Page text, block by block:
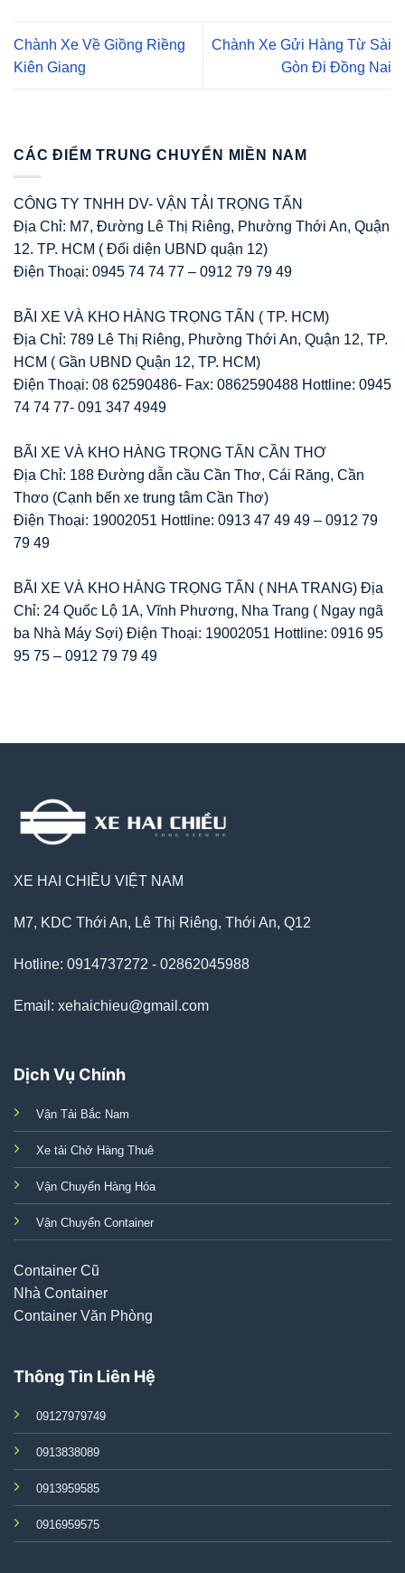
Chành Xe Về Giồng Riềng
Kiên Giang
Chành Xe Gửi Hàng Từ Sài
Gòn Đi Đồng Nai
CÁC ĐIỂM TRUNG CHUYỂN MIỀN NAM
CÔNG TY TNHH DV- VẬN TẢI TRỌNG TẤN
Địa Chỉ: M7, Đường Lê Thị Riêng, Phường Thới An, Quận
12. TP. HCM ( Đối diện UBND quận 12)
Điện Thoại: 0945 74 74 77 – 0912 79 79 49
BÃI XE VÀ KHO HÀNG TRỌNG TẤN ( TP. HCM)
Địa Chỉ: 789 Lê Thị Riêng, Phường Thới An, Quận 12, TP.
HCM ( Gần UBND Quận 12, TP. HCM)
Điện Thoại: 08 62590486- Fax: 0862590488 Hottline: 0945
74 74 77- 091 347 4949
BÃI XE VÀ KHO HÀNG TRỌNG TẤN CẦN THƠ
Địa Chỉ: 188 Đường dẫn cầu Cần Thơ, Cái Răng, Cần
Thơo (Cạnh bến xe trung tâm Cần Thơ)
Điện Thoại: 19002051 Hottline: 0913 47 49 49 – 0912 79
79 49
BÃI XE VÀ KHO HÀNG TRỌNG TẤN ( NHA TRANG) Địa
Chỉ: 24 Quốc Lộ 1A, Vĩnh Phương, Nha Trang ( Ngay ngã
ba Nhà Máy Sợi) Điện Thoại: 19002051 Hottline: 0916 95
95 75 – 0912 79 79 49
XE HAI CHIỀU VIỆT NAM
M7, KDC Thới An, Lê Thị Riêng, Thới An, Q12
Hotline: 0914737272 - 02862045988
Email: xehaichieu@gmail.com
Dịch Vụ Chính
Vận Tải Bắc Nam
Xe tải Chở Hàng Thuê
Vận Chuyển Hàng Hóa
Vận Chuyển Container
Container Cũ
Nhà Container
Container Văn Phòng
Thông Tin Liên Hệ
09127979749
0913838089
0913959585
0916959575